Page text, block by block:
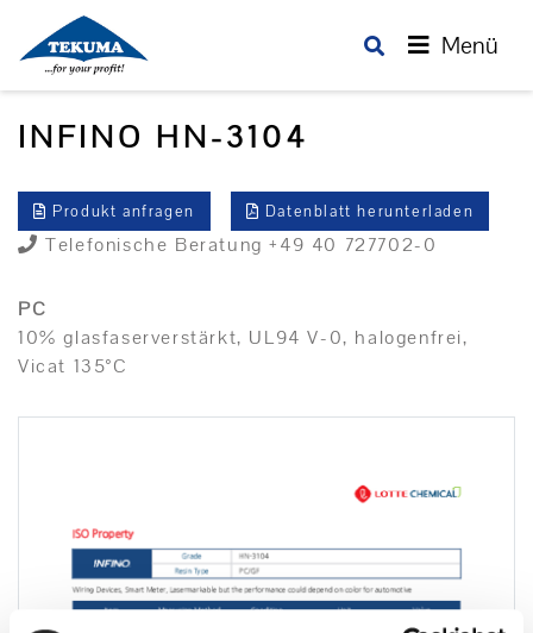
Menü
INFINO HN-3104
Produkt anfragen Datenblatt herunterladen
Telefonische Beratung +49 40 727702-0
PC
10% glasfaserverstärkt, UL94 V-0, halogenfrei,
Vicat 135°C